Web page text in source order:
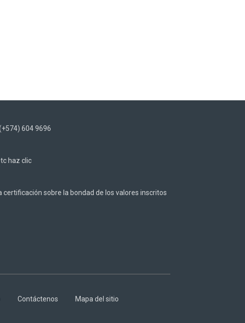
604 9696
haz clic
certificación sobre la bondad de los valores inscritos
Contáctenos Mapa del sitio